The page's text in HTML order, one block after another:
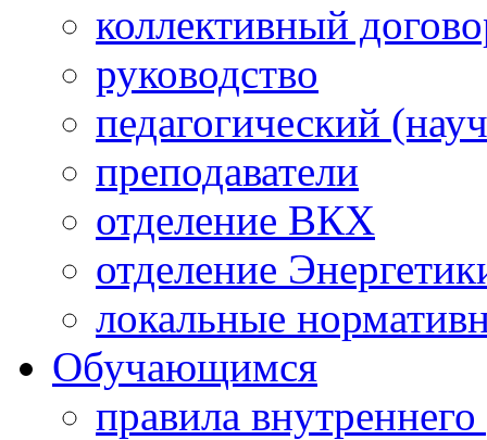
коллективный
руководство
педагогический
преподаватели
отделение ВКХ
отделение
локальные
Обучающимся
правила